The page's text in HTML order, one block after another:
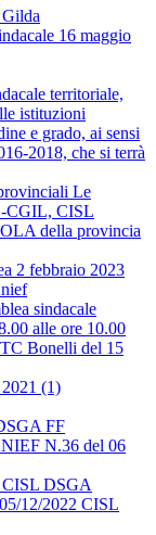
Gilda
16 maggio
territoriale,
istituzioni
e grado, ai sensi
2018, che si terrà
Le
CGIL, CISL
della provincia
2 febbraio 2023
sindacale
alle ore 10.00
Bonelli del 15
(1)
FF
N.36 del 06
CISL DSGA
12/2022 CISL